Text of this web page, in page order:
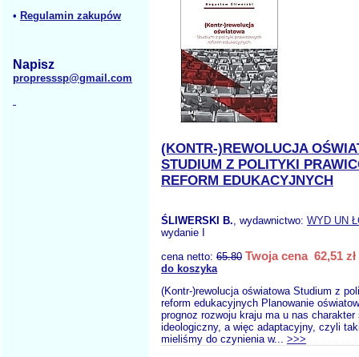
• Regulamin zakupów
Napisz
propresssp@gmail.com
(KONTR-)REWOLUCJA
STUDIUM Z POLITYKI
REFORM EDUKACYJNYCH
ŚLIWERSKI B., wydawnictwo: WYD UN
wydanie I
cena netto: 65.80 Twoja cena 62,51 zł
do koszyka
(Kontr-)rewolucja oświatowa Studium z
reform edukacyjnych Planowanie
prognoz rozwoju kraju ma u nas charakter
ideologiczny, a więc adaptacyjny, czyli
mieliśmy do czynienia w... >>>